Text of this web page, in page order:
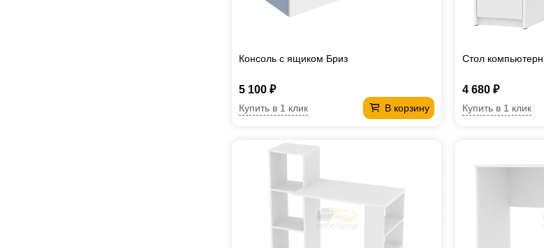
Консоль с ящиком Бриз
5 100 ₽
В корзину
Купить в 1 клик
Стол
4 680 ₽
Купить в 1 клик